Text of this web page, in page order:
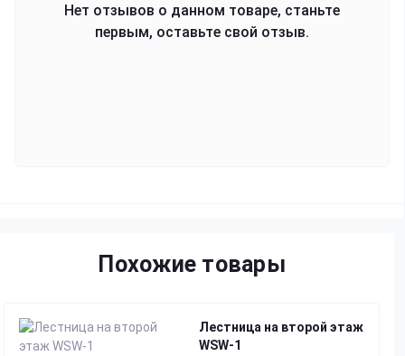
Нет отзывов о данном товаре, станьте
первым, оставьте свой отзыв.
Похожие товары
Лестница на второй этаж
WSW-1